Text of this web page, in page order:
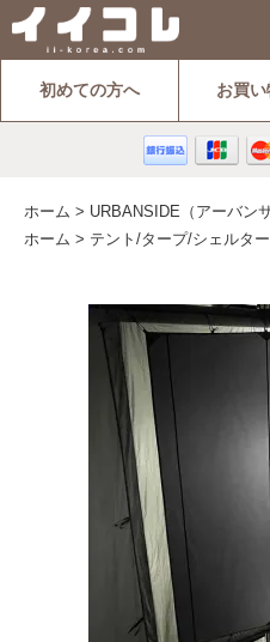
初めての方へ お買
ホーム > URBANSIDE（アーバン
ホーム > テント/タープ/シェルター